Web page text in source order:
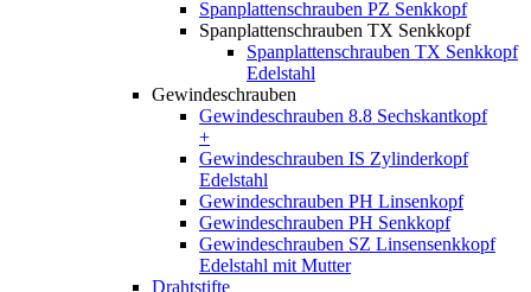
Spanplattenschrauben PZ Senkkopf
Spanplattenschrauben TX Senkkopf
Spanplattenschrauben TX Senkkopf
Edelstahl
Gewindeschrauben
Gewindeschrauben 8.8 Sechskantkopf
+
Gewindeschrauben IS Zylinderkopf
Edelstahl
Gewindeschrauben PH Linsenkopf
Gewindeschrauben PH Senkkopf
Gewindeschrauben SZ Linsensenkkopf
Edelstahl mit Mutter
Drahtstifte